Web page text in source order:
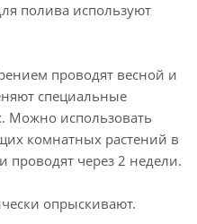
полива используют
проводят весной и
специальные
Можно использовать
комнатных растений в
через 2 недели.
опрыскивают.